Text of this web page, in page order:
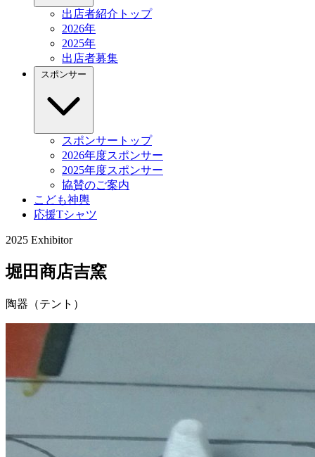
出店者紹介トップ
2026年
2025年
出店者募集
スポンサートップ
2026年度スポンサー
2025年度スポンサー
協賛のご案内
こども神輿
応援Tシャツ
2025 Exhibitor
堀田商店吉窯
陶器（テント）